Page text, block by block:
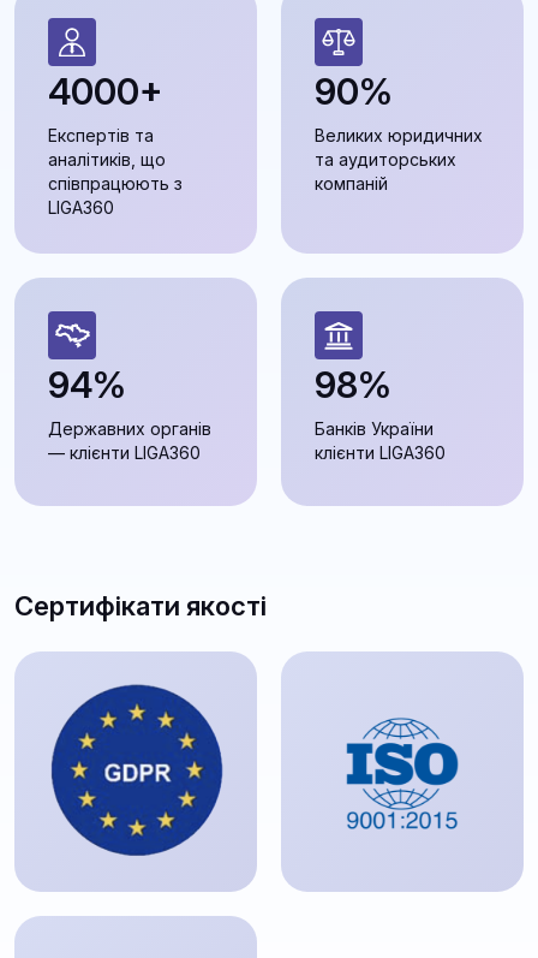
4000+
Експертів та
аналітиків, що
співпрацюють з
LIGA360
90%
Великих юридичних
та аудиторських
компаній
94%
Державних органів
— клієнти LIGA360
98%
Банків України
клієнти LIGA360
Сертифікати якості